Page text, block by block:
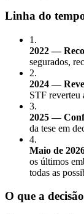
Linha do
1 .
2022 —
segurados,
2.
2024 —
STF reverteu
3.
2025 —
da tese em
4.
Maio de
os últimos
todas as
O que a